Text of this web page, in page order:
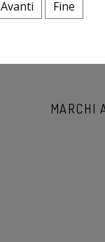
Avanti Fine
MARCHI